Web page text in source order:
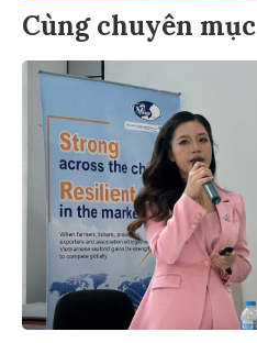
Cùng chuyên mục